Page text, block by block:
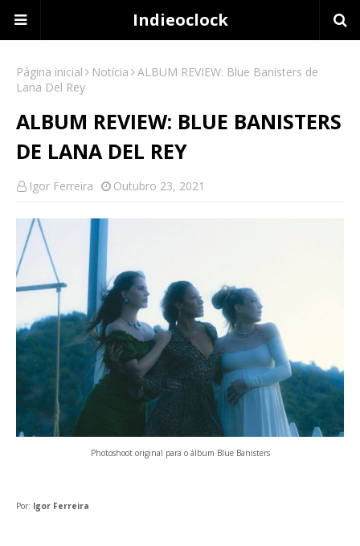
Indieoclock
Página inicial Notícia
ALBUM REVIEW: Blue Banisters de
Lana Del Rey
ALBUM REVIEW: BLUE BANISTERS
DE LANA DEL REY
Igor Ferreira Outubro 23, 2021
Photoshoot original para o álbum Blue Banisters
Por: Igor Ferreira